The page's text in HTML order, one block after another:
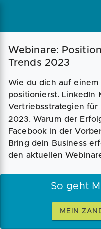
Webinare:
Trends 2023
Wie du dich auf
positionierst. LinkedIn
Vertriebsstrategien
2023. Warum der
Facebook in der
Bring dein Business
den aktuellen
So geht
MEIN